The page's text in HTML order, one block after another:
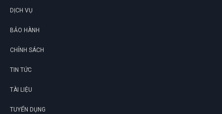
DỊCH VỤ
BẢO HÀNH
CHÍNH SÁCH
TIN TỨC
TÀI LIỆU
TUYỂN DỤNG